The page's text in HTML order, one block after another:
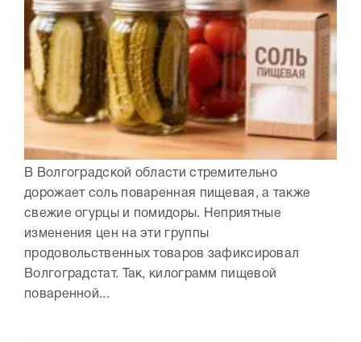
В Волгоградской области стремительно
дорожает соль поваренная пищевая, а также
свежие огурцы и помидоры. Неприятные
изменения цен на эти группы
продовольственных товаров зафиксировал
Волгоградстат. Так, килограмм пищевой
поваренной...